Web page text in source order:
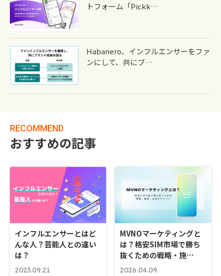
トフォーム「pickk…
Habanero、インフルエンサーをファ
ンにして、共にブ…
RECOMMEND
おすすめの記事
インフルエンサーとはど
んな人？芸能人との違い
は？
2023.09.21
MVNOマーケティングと
は？格安SIM市場で勝ち
抜くための戦略・施…
2026.04.09